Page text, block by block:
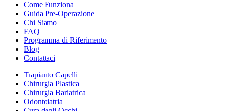
Come Funziona
Guida Pre-Operazione
Chi Siamo
FAQ
Programma di Riferimento
Blog
Contattaci
Trapianto Capelli
Chirurgia Plastica
Chirurgia Bariatrica
Odontoiatria